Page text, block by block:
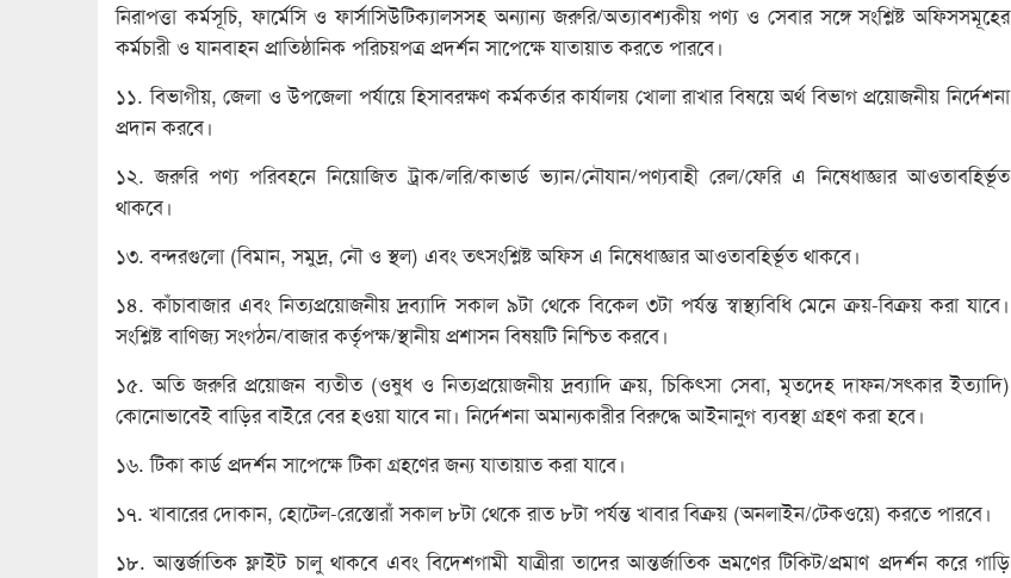
নিরাপত্তা কর্মসূচি, ফার্মেসি ও ফার্সাসিউটিক্যালসসহ অন্যান্য জরুরি/অত্যাবশ্যকীয় পণ্য ও সেবার সঙ্গে সংশ্লিষ্ট অফিসসমূহের
কর্মচারী ও যানবাহন প্রাতিষ্ঠানিক পরিচয়পত্র প্রদর্শন সাপেক্ষে যাতায়াত করতে পারবে।
১১. বিভাগীয়, জেলা ও উপজেলা পর্যায়ে হিসাবরক্ষণ কর্মকর্তার কার্যালয় খোলা রাখার বিষয়ে অর্থ বিভাগ প্রয়োজনীয় নির্দেশনা
প্রদান করবে।
১২. জরুরি পণ্য পরিবহনে নিয়োজিত ট্রাক/লরি/কাভার্ড ভ্যান/নৌযান/পণ্যবাহী রেল/ফেরি এ নিষেধাজ্ঞার আওতাবহির্ভূত
থাকবে।
১৩. বন্দরগুলো (বিমান, সমুদ্র, নৌ ও স্থল) এবং তৎসংশ্লিষ্ট অফিস এ নিষেধাজ্ঞার আওতাবহির্ভূত থাকবে।
১৪. কাঁচাবাজার এবং নিত্যপ্রয়োজনীয় দ্রব্যাদি সকাল ৯টা থেকে বিকেল ৩টা পর্যন্ত স্বাস্থ্যবিধি মেনে ক্রয়-বিক্রয় করা যাবে।
সংশ্লিষ্ট বাণিজ্য সংগঠন/বাজার কর্তৃপক্ষ/স্থানীয় প্রশাসন বিষয়টি নিশ্চিত করবে।
১৫. অতি জরুরি প্রয়োজন ব্যতীত (ওষুধ ও নিত্যপ্রয়োজনীয় দ্রব্যাদি ক্রয়, চিকিৎসা সেবা, মৃতদেহ দাফন/সৎকার ইত্যাদি)
কোনোভাবেই বাড়ির বাইরে বের হওয়া যাবে না। নির্দেশনা অমান্যকারীর বিরুদ্ধে আইনানুগ ব্যবস্থা গ্রহণ করা হবে।
১৬. টিকা কার্ড প্রদর্শন সাপেক্ষে টিকা গ্রহণের জন্য যাতায়াত করা যাবে।
১৭. খাবারের দোকান, হোটেল-রেস্তোরাঁ সকাল ৮টা থেকে রাত ৮টা পর্যন্ত খাবার বিক্রয় (অনলাইন/টেকওয়ে) করতে পারবে।
১৮. আন্তর্জাতিক ফ্লাইট চালু থাকবে এবং বিদেশগামী যাত্রীরা তাদের আন্তর্জাতিক ভ্রমণের টিকিট/প্রমাণ প্রদর্শন করে গাড়ি